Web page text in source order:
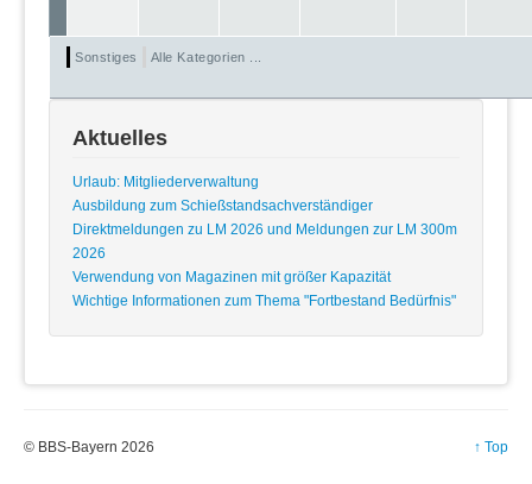
Sonstiges Alle Kategorien ...
Aktuelles
Urlaub: Mitgliederverwaltung
Ausbildung zum Schießstandsachverständiger
Direktmeldungen zu LM 2026 und Meldungen zur LM 300m
2026
Verwendung von Magazinen mit größer Kapazität
Wichtige Informationen zum Thema "Fortbestand Bedürfnis"
↑ Top
© BBS-Bayern 2026